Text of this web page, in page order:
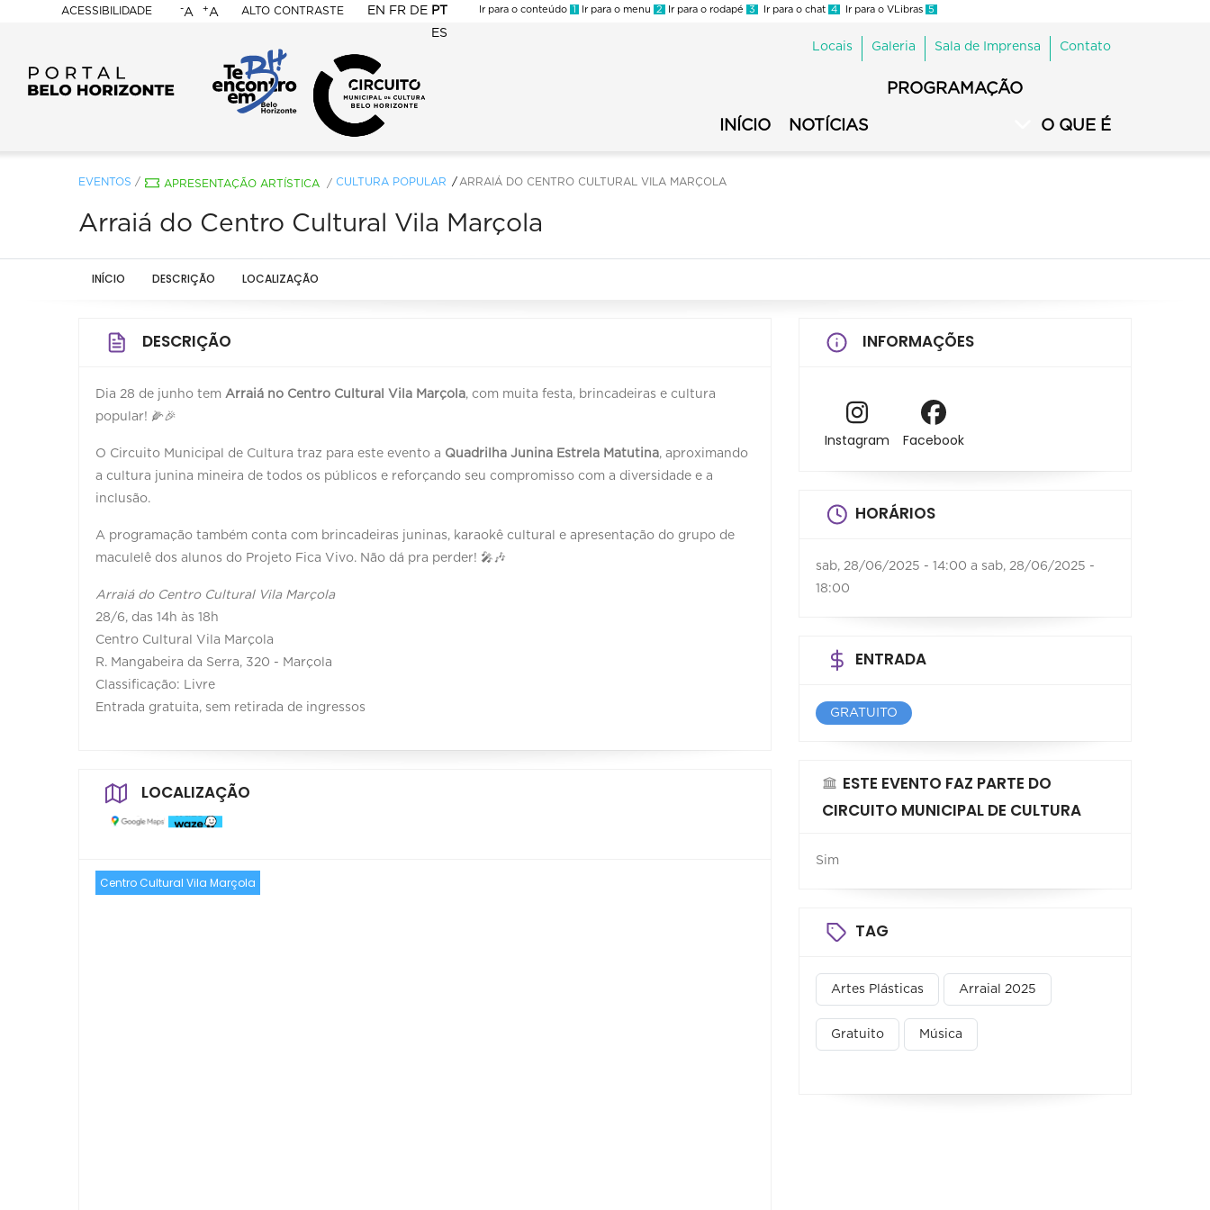
ACESSIBILIDADE
BELO
-A +A ALTO CONTRASTE EN FR DE PT
ES
Ir para o conteúdo 1 Ir para o menu 2 Ir para o rodapé 3 Ir para o chat 4 Ir para o VLibras 5
Municipal
-
Locais Galeria Sala de Imprensa Contato
de
INÍCIO NOTÍCIAS
PROGRAMAÇÃO
O QUE É
EVENTOS / APRESENTAÇÃO ARTÍSTICA / CULTURA POPULAR ARRAIÁ DO CENTRO CULTURAL VILA MARÇOLA
Arraiá do Centro Cultural Vila Marçola
INÍCIO DESCRIÇÃO LOCALIZAÇÃO
DESCRIÇÃO
Dia 28 de junho tem Arraiá no Centro Cultural Vila Marçola, com muita festa, brincadeiras e cultura
popular! 🌽🎉
O Circuito Municipal de Cultura traz para este evento a Quadrilha Junina Estrela Matutina, aproximando
a cultura junina mineira de todos os públicos e reforçando seu compromisso com a diversidade e a
inclusão.
A programação também conta com brincadeiras juninas, karaokê cultural e apresentação do grupo de
maculelê dos alunos do Projeto Fica Vivo. Não dá pra perder! 🎤🎶
Arraiá do Centro Cultural Vila Marçola
28/6, das 14h às 18h
Centro Cultural Vila Marçola
R. Mangabeira da Serra, 320 - Marçola
Classificação: Livre
Entrada gratuita, sem retirada de ingressos
LOCALIZAÇÃO
Centro Cultural Vila Marçola
INFORMAÇÕES
Instagram Facebook
HORÁRIOS
sab, 28/06/2025 - 14:00 a sab, 28/06/2025 -
18:00
ENTRADA
GRATUITO
ESTE EVENTO FAZ PARTE DO
CIRCUITO MUNICIPAL DE CULTURA
Sim
TAG
Artes Plásticas Arraial 2025
Gratuito Música